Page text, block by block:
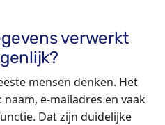
verwerkt
mensen denken. Het
e-mailadres en vaak
Dat zijn duidelijke